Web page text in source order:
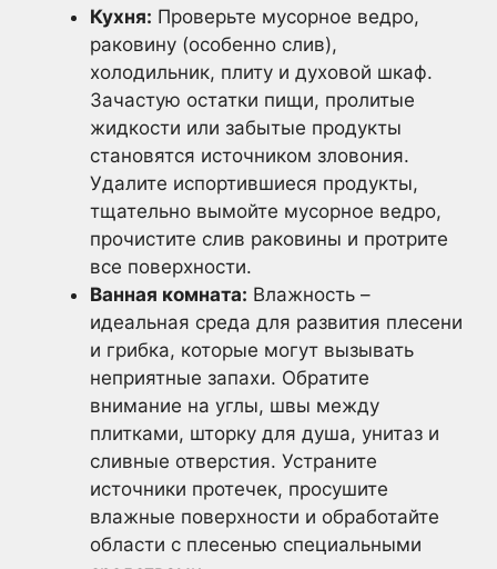
Кухня: Проверьте мусорное ведро,
раковину (особенно слив),
холодильник, плиту и духовой шкаф.
Зачастую остатки пищи, пролитые
жидкости или забытые продукты
становятся источником зловония.
Удалите испортившиеся продукты,
тщательно вымойте мусорное ведро,
прочистите слив раковины и протрите
все поверхности.
Ванная комната: Влажность –
идеальная среда для развития плесени
и грибка, которые могут вызывать
неприятные запахи. Обратите
внимание на углы, швы между
плитками, шторку для душа, унитаз и
сливные отверстия. Устраните
источники протечек, просушите
влажные поверхности и обработайте
области с плесенью специальными